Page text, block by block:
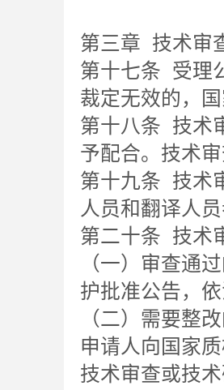
第三章 技术审
第十七条 受理
裁定无效的，
第十八条 技术
予配合。技术
第十九条 技术
人员和翻译人
第二十条 技术
（一）审查通
护批准公告，
（二）需要整
申请人向国家
技术审查或技